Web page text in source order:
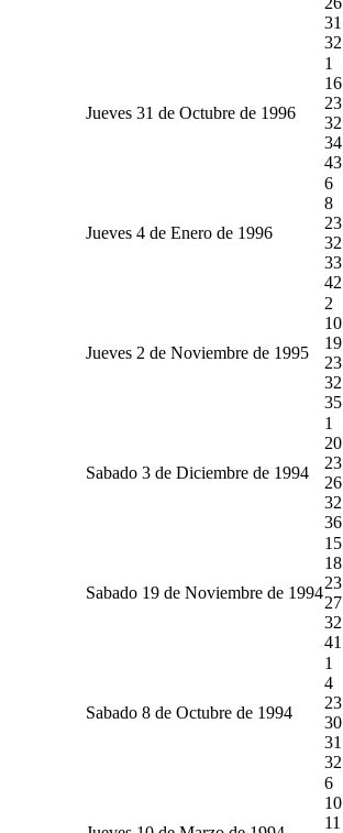
31
32
Jueves 31 de Octubre de 1996
1
16
23
32
34
43
Jueves 4 de Enero de 1996
6
8
23
32
33
42
Jueves 2 de Noviembre de 1995
2
10
19
23
32
35
Sabado 3 de Diciembre de 1994
1
20
23
26
32
36
Sabado 19 de Noviembre de 1994
15
18
23
27
32
41
Sabado 8 de Octubre de 1994
1
4
23
30
31
32
6
10
11